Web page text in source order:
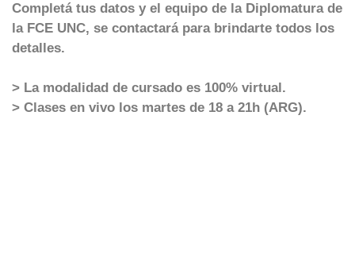
Completá tus datos y el equipo de la Diplomatura de
la FCE UNC, se contactará para brindarte todos los
detalles.
> La modalidad de cursado es 100% virtual.
> Clases en vivo los martes de 18 a 21h (ARG).